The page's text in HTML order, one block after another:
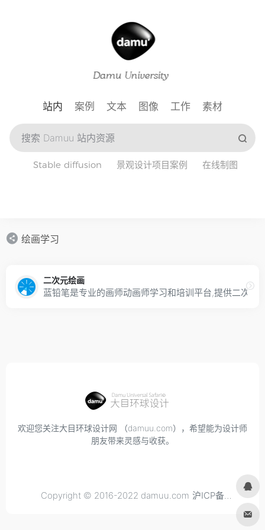
站内 案例 文本 图像 工作 素材
Stable diffusion 景观设计项目案例 在线制图
绘画学习
二次元绘画
蓝铅笔是专业的画师动画师学习和培训平台,提供二次
欢迎您关注大目环球设计网 （damuu.com），希望能为设计师
朋友带来灵感与收获。
Copyright © 2016-2022 damuu.com 沪ICP备